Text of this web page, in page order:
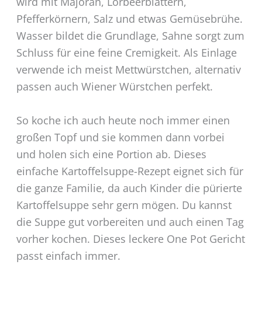
Pfefferkörnern, Salz und etwas Gemüsebrühe.
Wasser bildet die Grundlage, Sahne sorgt zum
Schluss für eine feine Cremigkeit. Als Einlage
verwende ich meist Mettwürstchen, alternativ
passen auch Wiener Würstchen perfekt.
So koche ich auch heute noch immer einen
großen Topf und sie kommen dann vorbei
und holen sich eine Portion ab. Dieses
einfache Kartoffelsuppe-Rezept eignet sich für
die ganze Familie, da auch Kinder die pürierte
Kartoffelsuppe sehr gern mögen. Du kannst
die Suppe gut vorbereiten und auch einen Tag
vorher kochen. Dieses leckere One Pot Gericht
passt einfach immer.